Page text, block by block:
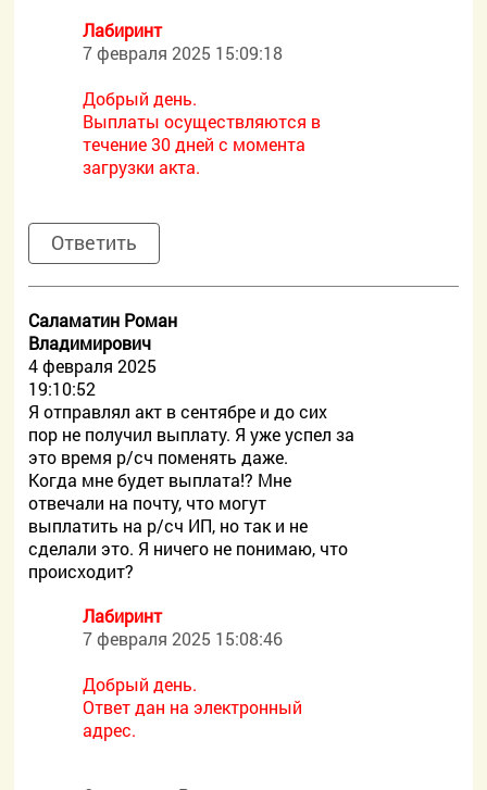
Лабиринт
7 февраля 2025 15:09:18
Добрый день.
Выплаты осуществляются в
течение 30 дней с момента
загрузки акта.
Ответить
Саламатин Роман
Владимирович
4 февраля 2025
19:10:52
Я отправлял акт в сентябре и до сих
пор не получил выплату. Я уже успел за
это время р/сч поменять даже.
Когда мне будет выплата!? Мне
отвечали на почту, что могут
выплатить на р/сч ИП, но так и не
сделали это. Я ничего не понимаю, что
происходит?
Лабиринт
7 февраля 2025 15:08:46
Добрый день.
Ответ дан на электронный
адрес.